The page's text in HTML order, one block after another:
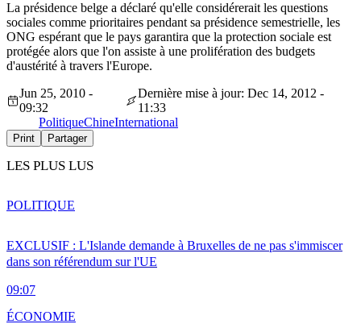
La présidence belge a déclaré qu'elle considérerait les questions
sociales comme prioritaires pendant sa présidence semestrielle, les
ONG espérant que le pays garantira que la protection sociale est
protégée alors que l'on assiste à une prolifération des budgets
d'austérité à travers l'Europe.
Jun 25, 2010 -
09:32
Dernière mise à jour: Dec 14, 2012 -
11:33
PolitiqueChineInternational
Print Partager
LES PLUS LUS
EXCLUSIF : L'Islande demande à Bruxelles de ne pas s'immiscer
dans son référendum sur l'UE
09:07
POLITIQUE
ÉCONOMIE